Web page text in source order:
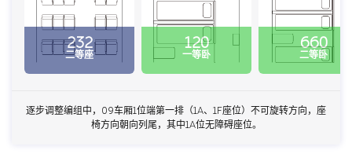
232
二等座
120
一等卧
660
二等卧
逐步调整编组中，09车厢1位端第一排（1A、1F座位）不可旋转方向，座
椅方向朝向列尾，其中1A位无障碍座位。